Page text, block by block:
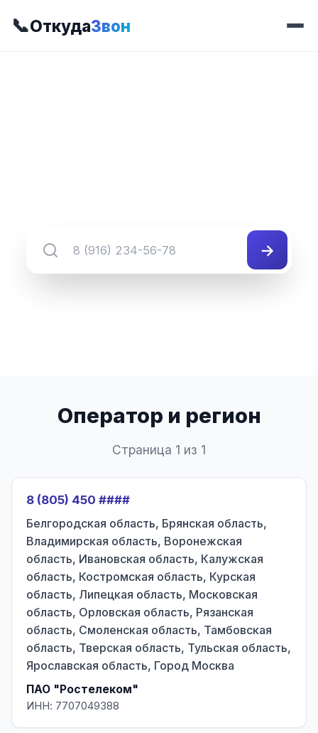
📞ОткудаЗвон
→
Оператор и регион
Страница 1 из 1
8 (805) 450 ####
Белгородская область, Брянская область,
Владимирская область, Воронежская
область, Ивановская область, Калужская
область, Костромская область, Курская
область, Липецкая область, Московская
область, Орловская область, Рязанская
область, Смоленская область, Тамбовская
область, Тверская область, Тульская область,
Ярославская область, Город Москва
ПАО "Ростелеком"
ИНН: 7707049388